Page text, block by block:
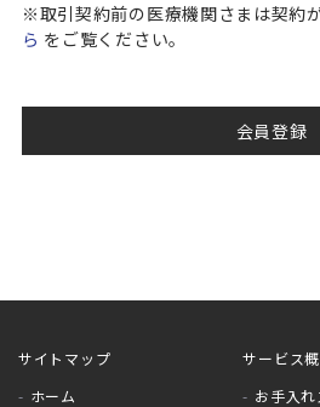
※取引契約前の医療機関さまは契約
ら をご覧ください。
会員登録
サイトマップ
ホーム
サービス
お手入